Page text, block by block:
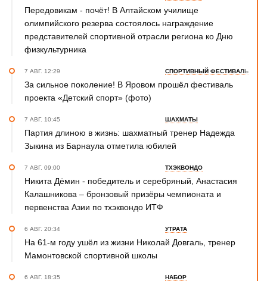
Передовикам - почёт! В Алтайском училище
олимпийского резерва состоялось награждение
представителей спортивной отрасли региона ко Дню
физкультурника
7 АВГ. 12:29 СПОРТИВНЫЙ ФЕСТИВАЛЬ
За сильное поколение! В Яровом прошёл фестиваль
проекта «Детский спорт» (фото)
7 АВГ. 10:45 ШАХМАТЫ
Партия длиною в жизнь: шахматный тренер Надежда
Зыкина из Барнаула отметила юбилей
7 АВГ. 09:00 ТХЭКВОНДО
Никита Дёмин - победитель и серебряный, Анастасия
Калашникова – бронзовый призёры чемпионата и
первенства Азии по тхэквондо ИТФ
6 АВГ. 20:34 УТРАТА
На 61-м году ушёл из жизни Николай Довгаль, тренер
Мамонтовской спортивной школы
6 АВГ. 18:35 НАБОР